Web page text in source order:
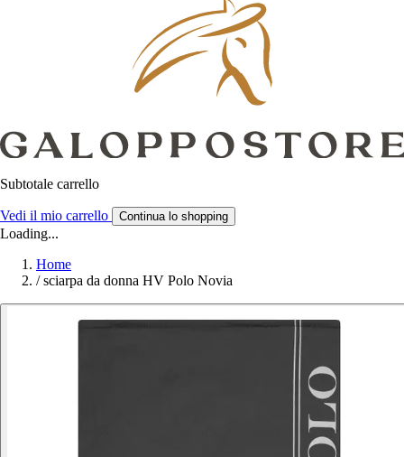
Subtotale carrello
Vedi il mio carrello Continua lo shopping
Loading...
Home
/ sciarpa da donna HV Polo Novia